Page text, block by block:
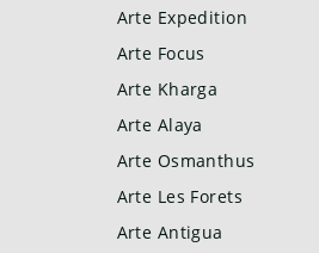
Arte Expedition
Arte Focus
Arte Kharga
Arte Alaya
Arte Osmanthus
Arte Les Forets
Arte Antigua